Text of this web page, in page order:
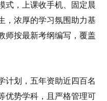
式，上课收手机、固定晨
，浓厚的学习氛围助力基
师按最新考纲编写，覆盖
计划，五年资助近四百名
优势学科，且严格管理可